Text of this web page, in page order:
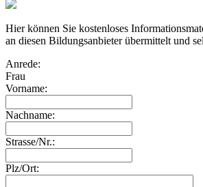
Hier können Sie kostenloses
an diesen Bildungsanbieter übermittelt und
Anrede:
Frau
Vorname:
Nachname:
Strasse/Nr.:
Plz/Ort: